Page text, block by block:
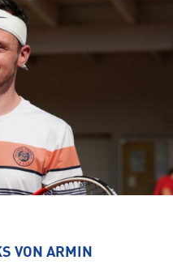
VON ARMIN